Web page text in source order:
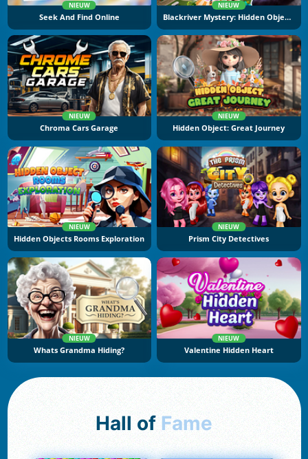
NIEUW
Seek And Find Online
NIEUW
Blackriver Mystery: Hidden Objects
NIEUW
Chroma Cars Garage
NIEUW
Hidden Object: Great Journey
NIEUW
Hidden Objects Rooms Exploration
NIEUW
Prism City Detectives
NIEUW
Whats Grandma Hiding?
NIEUW
Valentine Hidden Heart
Hall of Fame